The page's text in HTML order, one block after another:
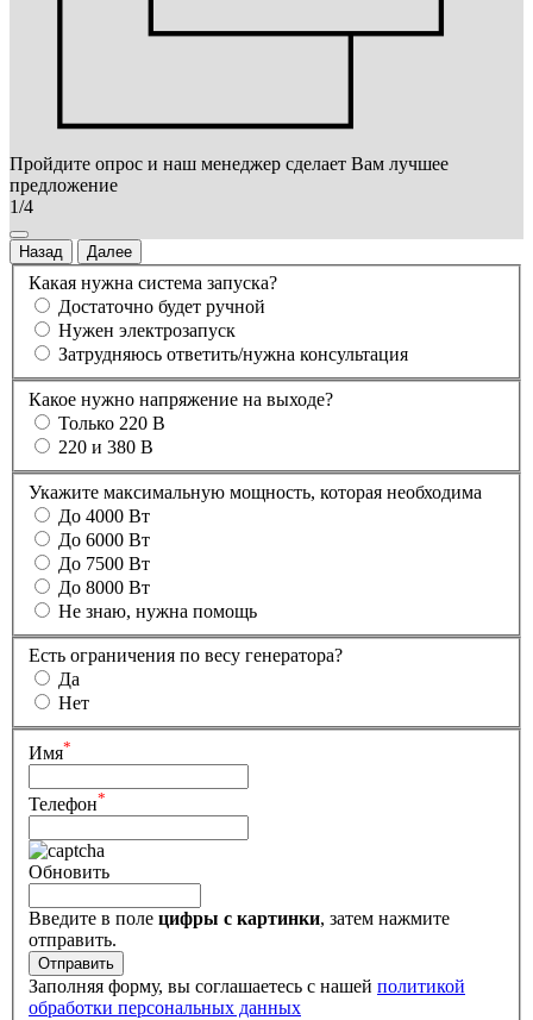
Пройдите опрос и наш менеджер сделает Вам лучшее
предложение
1/4
Назад Далее
Какая нужна система запуска?
Достаточно будет ручной
Нужен электрозапуск
Затрудняюсь ответить/нужна консультация
Какое нужно напряжение на выходе?
Только 220 В
220 и 380 В
Укажите максимальную мощность, которая необходима
До 4000 Вт
До 6000 Вт
До 7500 Вт
До 8000 Вт
Не знаю, нужна помощь
Есть ограничения по весу генератора?
Да
Нет
Имя*
Телефон*
Обновить
Введите в поле цифры c картинки, затем нажмите
отправить.
Заполняя форму, вы соглашаетесь с нашей политикой
обработки персональных данных